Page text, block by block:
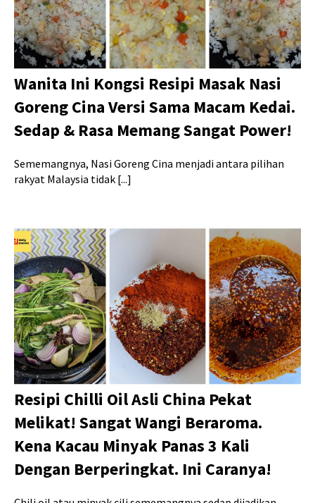
Wanita Ini Kongsi Resipi Masak Nasi
Goreng Cina Versi Sama Macam Kedai.
Sedap & Rasa Memang Sangat Power!
Sememangnya, Nasi Goreng Cina menjadi antara pilihan
rakyat Malaysia tidak [...]
Resipi Chilli Oil Asli China Pekat
Melikat! Sangat Wangi Beraroma.
Kena Kacau Minyak Panas 3 Kali
Dengan Berperingkat. Ini Caranya!